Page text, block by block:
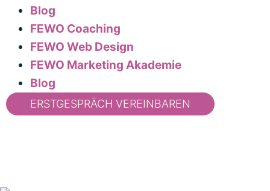
Blog
FEWO Coaching
FEWO Web Design
FEWO Marketing Akademie
Blog
ERSTGESPRÄCH VEREINBAREN